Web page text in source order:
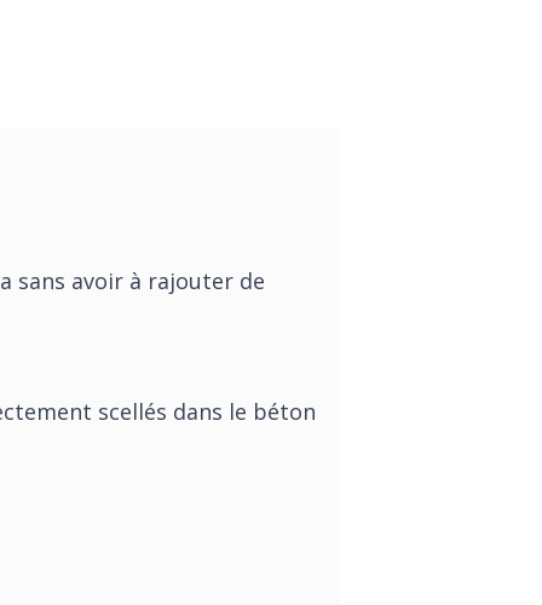
sans avoir à rajouter de
scellés dans le béton